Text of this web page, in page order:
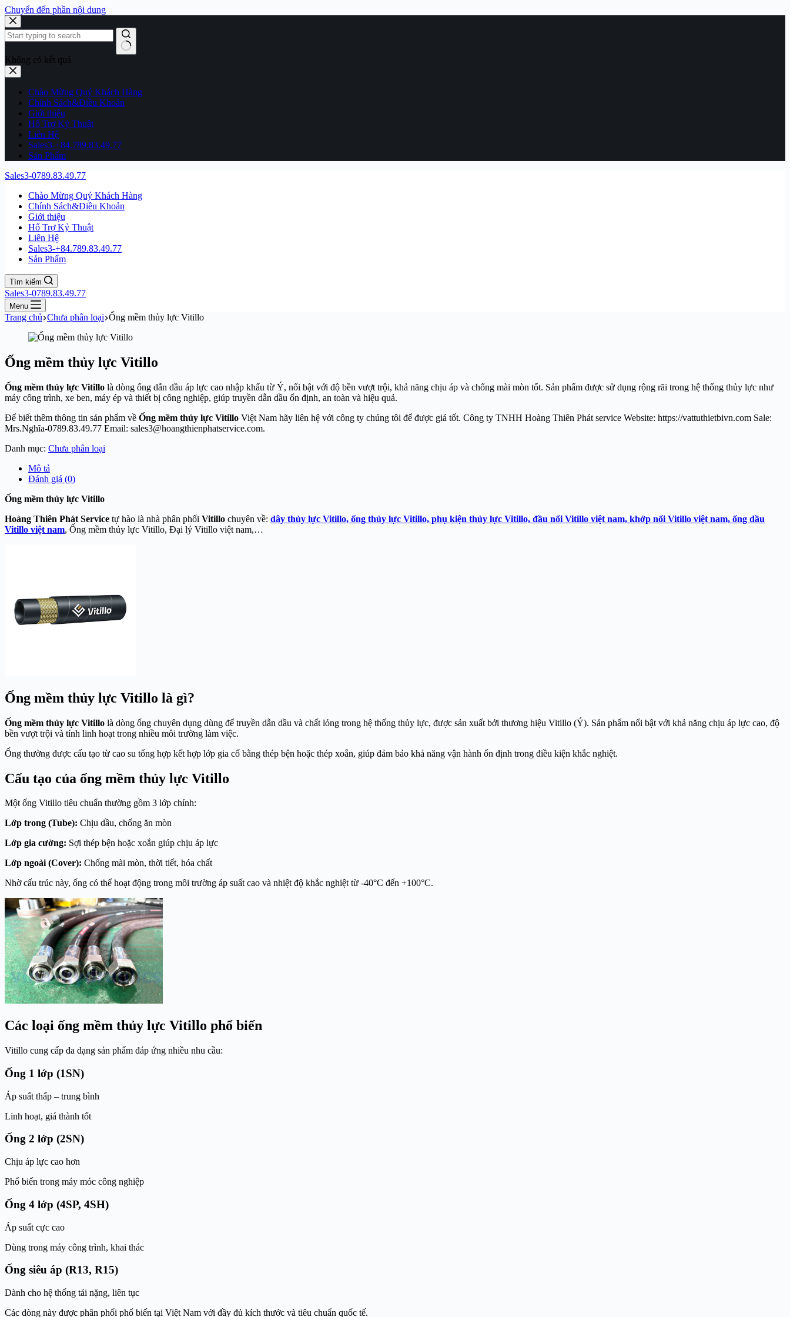
Chuyển đến phần nội dung
Không có kết quả
Chào Mừng Quý Khách Hàng
Chính Sách&Điều Khoản
Giới thiệu
Hổ Trợ Kỷ Thuật
Liên Hệ
Sales3-+84.789.83.49.77
Sản Phẩm
Sales3-0789.83.49.77
Chào Mừng Quý Khách Hàng
Chính Sách&Điều Khoản
Giới thiệu
Hổ Trợ Kỷ Thuật
Liên Hệ
Sales3-+84.789.83.49.77
Sản Phẩm
Tìm kiếm
Sales3-0789.83.49.77
Menu
Trang chủ Chưa phân loại Ống mềm thủy lực Vitillo
Ống mềm thủy lực Vitillo
Ống mềm thủy lực Vitillo là dòng ống dẫn dầu áp lực cao nhập khẩu từ Ý, nổi bật với độ bền vượt trội, khả năng chịu áp và chống mài mòn tốt. Sản phẩm được sử dụng rộng rãi trong hệ thống thủy lực như
máy công trình, xe ben, máy ép và thiết bị công nghiệp, giúp truyền dẫn dầu ổn định, an toàn và hiệu quả.
Để biết thêm thông tin sản phẩm về Ống mềm thủy lực Vitillo Việt Nam hãy liên hệ với công ty chúng tôi để được giá tốt. Công ty TNHH Hoàng Thiên Phát service Website: https://vattuthietbivn.com Sale:
Mrs.Nghĩa-0789.83.49.77 Email: sales3@hoangthienphatservice.com.
Danh mục: Chưa phân loại
Mô tả
Đánh giá (0)
Ống mềm thủy lực Vitillo
Hoàng Thiên Phát Service tự hào là nhà phân phối Vitillo chuyên về: dây thủy lực Vitillo, ống thủy lực Vitillo, phụ kiện thủy lực Vitillo, đầu nối Vitillo việt nam, khớp nối Vitillo việt nam, ống dầu
Vitillo việt nam, Ống mềm thủy lực Vitillo, Đại lý Vitillo việt nam,…
Ống mềm thủy lực Vitillo là gì?
Ống mềm thủy lực Vitillo là dòng ống chuyên dụng dùng để truyền dẫn dầu và chất lỏng trong hệ thống thủy lực, được sản xuất bởi thương hiệu Vitillo (Ý). Sản phẩm nổi bật với khả năng chịu áp lực cao, độ
bền vượt trội và tính linh hoạt trong nhiều môi trường làm việc.
Ống thường được cấu tạo từ cao su tổng hợp kết hợp lớp gia cố bằng thép bện hoặc thép xoắn, giúp đảm bảo khả năng vận hành ổn định trong điều kiện khắc nghiệt.
Cấu tạo của ống mềm thủy lực Vitillo
Một ống Vitillo tiêu chuẩn thường gồm 3 lớp chính:
Lớp trong (Tube): Chịu dầu, chống ăn mòn
Lớp gia cường: Sợi thép bện hoặc xoắn giúp chịu áp lực
Lớp ngoài (Cover): Chống mài mòn, thời tiết, hóa chất
Nhờ cấu trúc này, ống có thể hoạt động trong môi trường áp suất cao và nhiệt độ khắc nghiệt từ -40°C đến +100°C.
Các loại ống mềm thủy lực Vitillo phổ biến
Vitillo cung cấp đa dạng sản phẩm đáp ứng nhiều nhu cầu:
Ống 1 lớp (1SN)
Áp suất thấp – trung bình
Linh hoạt, giá thành tốt
Ống 2 lớp (2SN)
Chịu áp lực cao hơn
Phổ biến trong máy móc công nghiệp
Ống 4 lớp (4SP, 4SH)
Áp suất cực cao
Dùng trong máy công trình, khai thác
Ống siêu áp (R13, R15)
Dành cho hệ thống tải nặng, liên tục
Các dòng này được phân phối phổ biến tại Việt Nam với đầy đủ kích thước và tiêu chuẩn quốc tế.